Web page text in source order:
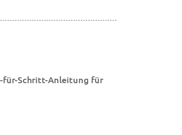
für-Schritt-Anleitung für